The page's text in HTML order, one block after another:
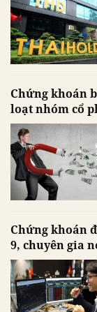
Chứng khoán
loạt nhóm cổ
Chứng khoán
9, chuyên gia